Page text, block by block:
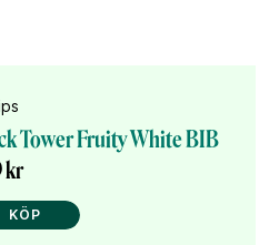
Tower Fruity White BIB
kr
KÖP